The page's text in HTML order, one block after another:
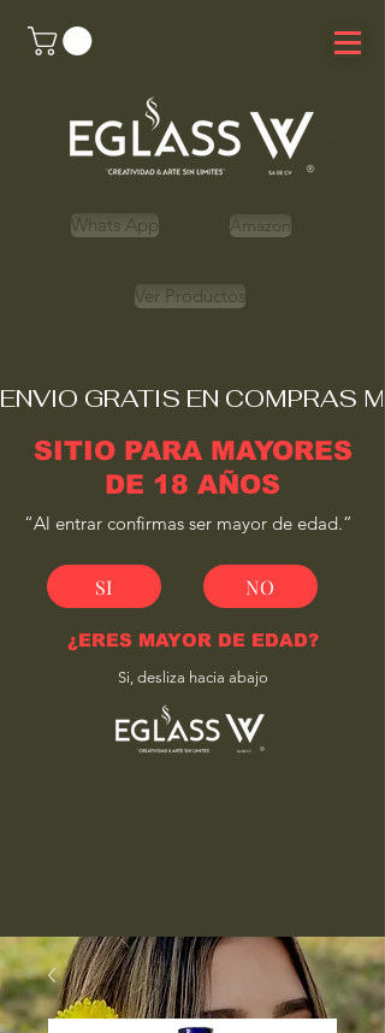
Ver Productos
ENVIO GRATIS EN COMPRAS
SITIO PARA MAYORES
DE 18 AÑOS
“Al entrar confirmas ser mayor de edad.”
SI NO
¿ERES MAYOR DE EDAD?
Si, desliza hacia abajo
Whats App Amazon